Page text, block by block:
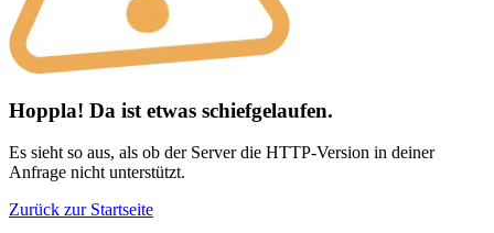
Hoppla! Da ist etwas schiefgelaufen.
Es sieht so aus, als ob der Server die HTTP-Version in deiner
Anfrage nicht unterstützt.
Zurück zur Startseite